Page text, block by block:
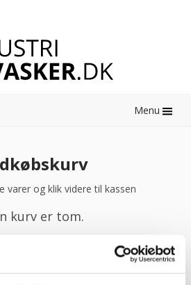
Menu
varer og klik videre til kassen
kurv er tom.